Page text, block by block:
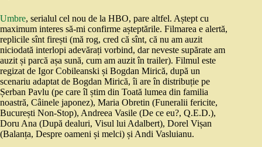
Umbre, serialul cel nou de la HBO, pare altfel. Aștept cu
maximum interes să-mi confirme așteptările. Filmarea e alertă,
replicile sînt firești (mă rog, cred că sînt, că nu am auzit
niciodată interlopi adevărați vorbind, dar neveste supărate am
auzit și parcă așa sună, cum am auzit în trailer). Filmul este
regizat de Igor Cobileanski și Bogdan Mirică, după un
scenariu adaptat de Bogdan Mirică, îi are în distribuție pe
Șerban Pavlu (pe care îl știm din Toată lumea din familia
noastră, Câinele japonez), Maria Obretin (Funeralii fericite,
București Non-Stop), Andreea Vasile (De ce eu?, Q.E.D.),
Doru Ana (După dealuri, Visul lui Adalbert), Dorel Vișan
(Balanța, Despre oameni și melci) și Andi Vasluianu.